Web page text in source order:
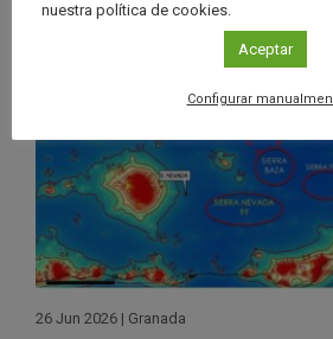
26 Jun 2026 | Granada
nuestra política de cookies.
Aceptar
Configurar